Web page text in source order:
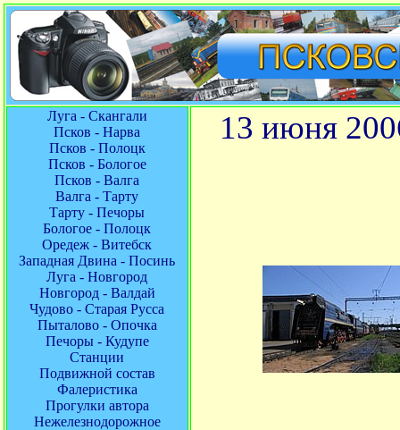
Луга - Скангали
Псков - Нарва
Псков - Полоцк
Псков - Бологое
Псков - Валга
Валга - Тарту
Тарту - Печоры
Бологое - Полоцк
Оредеж - Витебск
Западная Двина - Посинь
Луга - Новгород
Новгород - Валдай
Чудово - Старая Русса
Пыталово - Опочка
Печоры - Кудупе
Станции
Подвижной состав
Фалеристика
Прогулки автора
Нежелезнодорожное
13 июня